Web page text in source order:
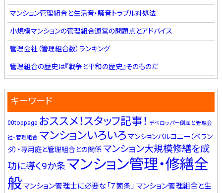
マンション管理組合と生活音・騒音トラブル対処法
小規模マンションの管理組合運営の問題点とアドバイス
管理会社（管理組合数）ランキング
管理組合の歴史は『戦争と平和の歴史』そのものだ
キーワード
00toppage おススメ！スタッフ記事！ デベロッパー倒産と管理会
社・管理組合 マンションいろいろ マンションバルコニー（ベラン
ダ）・専用庭と管理組合との関係 マンション大規模修繕を成
功に導く9か条マンション管理・修繕全
般マンション管理士に必要な「７箇条」 マンション管理組合と生